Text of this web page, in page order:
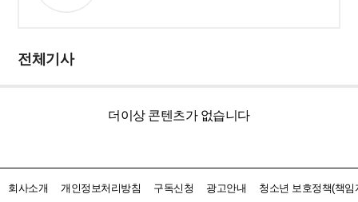
전체기사
더이상 콘텐츠가 없습니다
회사소개 개인정보처리방침 구독신청 광고안내 청소년 보호정책(책임